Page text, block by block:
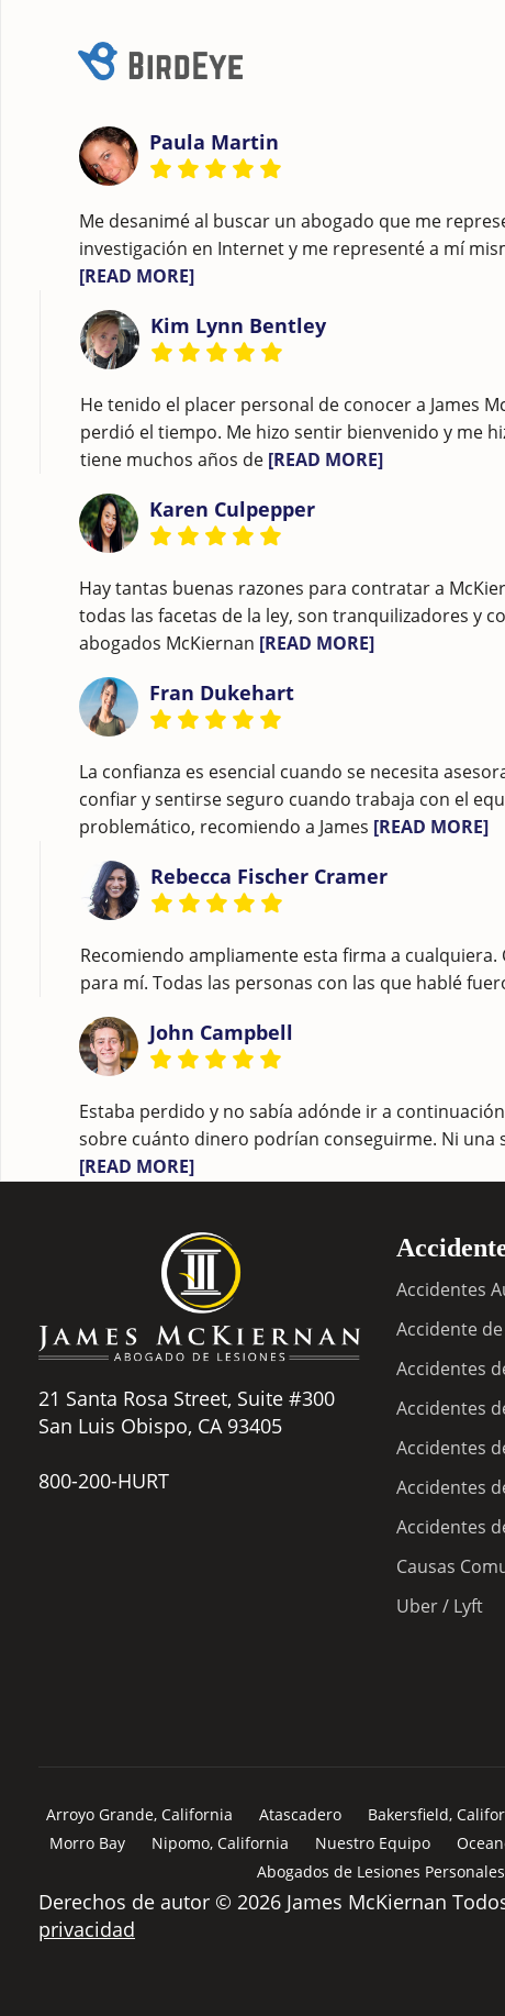
Paula Martin
Me desanimé al buscar un abogado que me
investigación en Internet y me representé a mí
[READ MORE]
Kim Lynn Bentley
He tenido el placer personal de conocer a James
perdió el tiempo. Me hizo sentir bienvenido y me
tiene muchos años de [READ MORE]
Karen Culpepper
Hay tantas buenas razones para contratar a
todas las facetas de la ley, son tranquilizadores y
abogados McKiernan [READ MORE]
Fran Dukehart
La confianza es esencial cuando se necesita
confiar y sentirse seguro cuando trabaja con el
problemático, recomiendo a James [READ MORE]
Rebecca Fischer Cramer
Recomiendo ampliamente esta firma a
para mí. Todas las personas con las que hablé
John Campbell
Estaba perdido y no sabía adónde ir a
sobre cuánto dinero podrían conseguirme. Ni una
[READ MORE]
21 Santa Rosa Street, Suite #300
San Luis Obispo, CA 93405
800-200-HURT
Accidentes
Accidente
Accidentes
Accidentes
Accidentes
Accidentes
Accidentes
Causas
Uber / Lyft
Arroyo Grande, California Atascadero Bakersfield,
Morro Bay
Nipomo, California Nuestro Equipo
Abogados de Lesiones
Derechos de autor © 2026 James McKiernan
privacidad